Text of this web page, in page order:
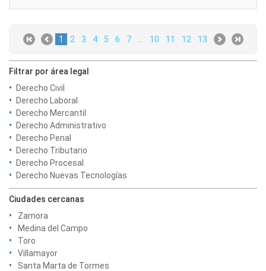
1 2 3 4 5 6 7 10 11 12 13
Filtrar por área legal
Derecho Civil
Derecho Laboral
Derecho Mercantil
Derecho Administrativo
Derecho Penal
Derecho Tributario
Derecho Procesal
Derecho Nuevas Tecnologías
Ciudades cercanas
Zamora
Medina del Campo
Toro
Villamayor
Santa Marta de Tormes